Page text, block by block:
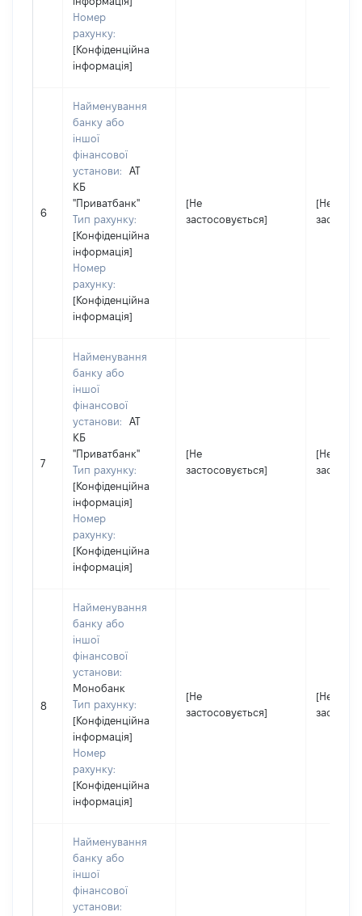
Номер
рахунку:
[Конфіденційна
інформація]
6
Найменування
банку або
іншої
фінансової
установи:
АТ
КБ
"Приватбанк"
Тип рахунку:
[Конфіденційна
інформація]
Номер
рахунку:
[Конфіденційна
інформація]
[Не
застосовується]
[Не
7
Найменування
банку або
іншої
фінансової
установи:
АТ
КБ
"Приватбанк"
Тип рахунку:
[Конфіденційна
інформація]
Номер
рахунку:
[Конфіденційна
інформація]
[Не
застосовується]
[Не
8
Найменування
банку або
іншої
фінансової
установи:
Монобанк
Тип рахунку:
[Конфіденційна
інформація]
Номер
рахунку:
[Конфіденційна
інформація]
[Не
застосовується]
[Не
Найменування
банку або
іншої
фінансової
установи: